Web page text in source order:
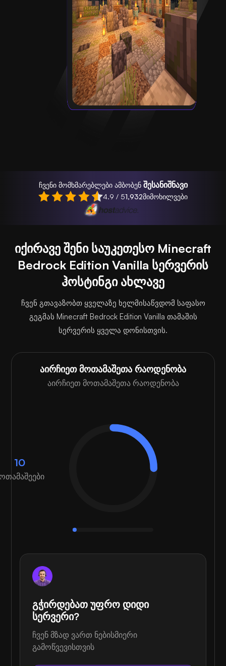
ჩვენი მომხმარებლები ამბობენ შესანიშნავი
4.9 / 51,932მიმოხილვები
იქირავე შენი საუკეთესო Minecraft
Bedrock Edition Vanilla სერვერის
ჰოსტინგი ახლავე
ჩვენ გთავაზობთ ყველაზე ხელმისაწვდომ საფასო
გეგმას Minecraft Bedrock Edition Vanilla თამაშის
სერვერის ყველა დონისთვის.
აირჩიეთ მოთამაშეთა რაოდენობა
აირჩიეთ მოთამაშეთა რაოდენობა
10
გჭირდებათ უფრო დიდი
სერვერი?
ჩვენ მზად ვართ ნებისმიერი
გამოწვევისთვის